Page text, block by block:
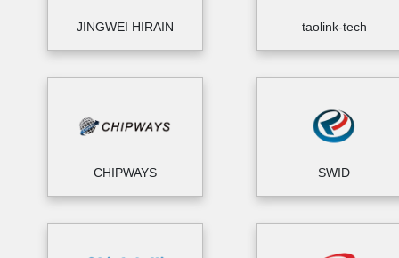
JINGWEI HIRAIN taolink-tech
CHIPWAYS SWID